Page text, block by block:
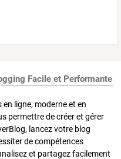
Facile et Performante
ligne, moderne et en
permettre de créer et gérer
lancez votre blog
de compétences
et partagez facilement